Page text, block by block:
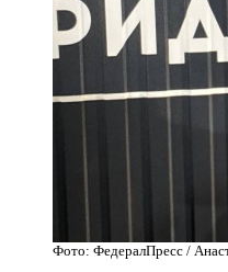
Фото: ФедералПресс /